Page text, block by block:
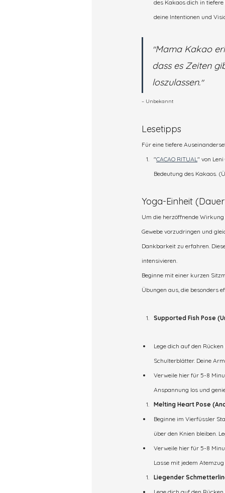
des Kakaos dich in
deine Intentionen und
"Mama Kakao
dass es Zeiten
loszulassen."
– Unbekannt
Lesetipps
Für eine tiefere
"CACAO RITUAL" von
Bedeutung des Kakaos.
Yoga-Einheit
Um die herzöffnende
Gewebe vorzudringen und
Dankbarkeit zu erfahren.
intensivieren.
Beginne mit einer kurzen
Übungen aus, die besonders
Supported Fish Pose
Lege dich auf den
Schulterblätter. Deine
Verweile hier für 5-8
Anspannung los und
Melting Heart Pose
Beginne im Vierfüssler
über den Knien bleiben.
Verweile hier für 5-8
Lasse mit jedem
Liegender